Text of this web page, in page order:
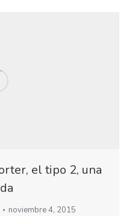
el tipo 2, una
noviembre 4, 2015